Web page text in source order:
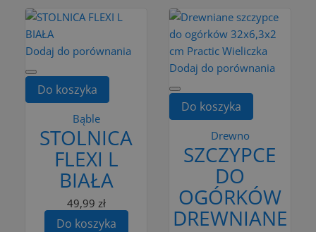
Dodaj do porównania
Do koszyka
Bąble
STOLNICA
FLEXI L
BIAŁA
49,99 zł
Do koszyka
Dodaj do porównania
Do koszyka
Drewno
SZCZYPCE
DO
OGÓRKÓW
DREWNIANE